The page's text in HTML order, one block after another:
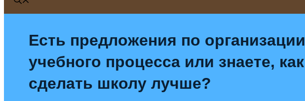
Есть предложения по организации
учебного процесса или знаете, как
сделать школу лучше?